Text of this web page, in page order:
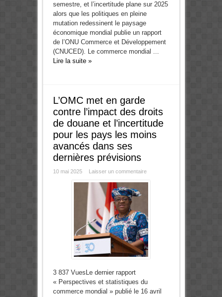
semestre, et l’incertitude plane sur 2025
alors que les politiques en pleine
mutation redessinent le paysage
économique mondial publie un rapport
de l’ONU Commerce et Développement
(CNUCED). Le commerce mondial ...
Lire la suite »
L’OMC met en garde
contre l’impact des droits
de douane et l’incertitude
pour les pays les moins
avancés dans ses
dernières prévisions
10 mai 2025 Laisser un commentaire
3 837 VuesLe dernier rapport
« Perspectives et statistiques du
commerce mondial » publié le 16 avril